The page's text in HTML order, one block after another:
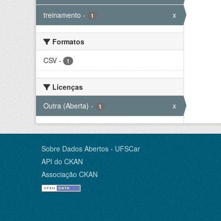
treinamento - 1 x
Formatos
CSV - 1
Licenças
Outra (Aberta) - 1 x
Sobre Dados Abertos - UFSCar
API do CKAN
Associação CKAN